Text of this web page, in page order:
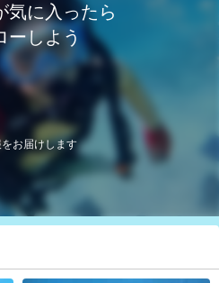
気に入ったら
ーしよう
お届けします